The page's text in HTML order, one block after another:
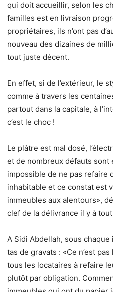
qui doit accueillir, selon les
familles est en livraison
propriétaires, ils n’ont pas
nouveau des dizaines de
tout juste décent.
En effet, si de l’extérieur, le
comme à travers les
partout dans la capitale, à
c’est le choc !
Le plâtre est mal dosé,
et de nombreux défauts sont
impossible de ne pas refaire
inhabitable et ce constat est
immeubles aux alentours»,
clef de la délivrance il y à
A Sidi Abdellah, sous
tas de gravats : «Ce n’est pas
tous les locataires à refaire
plutôt par obligation.